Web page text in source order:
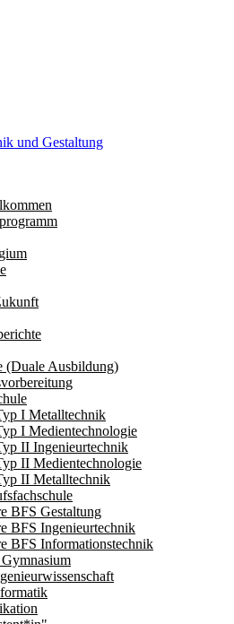
(Duale Ausbildung)
I Metalltechnik
I Medientechnologie
II Ingenieurtechnik
II Medientechnologie
II Metalltechnik
BFS Gestaltung
BFS Ingenieurtechnik
BFS Informationstechnik